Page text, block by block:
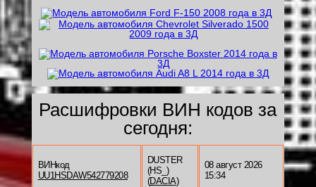
Расшифровки ВИН кодов за
сегодня:
ВИНкод
UU1HSDAW542779208
DUSTER
(HS_)
(DACIA)
08 август 2026
15:34